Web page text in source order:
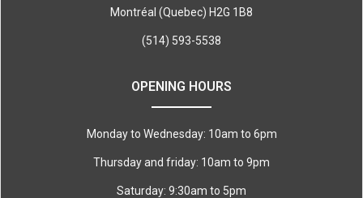
Montréal (Quebec) H2G 1B8
(514) 593-5538
OPENING HOURS
Monday to Wednesday: 10am to 6pm
Thursday and friday: 10am to 9pm
Saturday: 9:30am to 5pm